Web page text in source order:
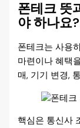
폰테크 뜻
야 하나요?
폰테크는 사용
마련이나 혜택
매, 기기 변경,
핵심은 통신사